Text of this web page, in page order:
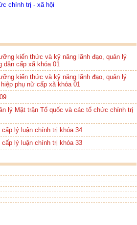
chính trị - xã hội
kiến thức và kỹ năng lãnh đạo, quản lý
dân cấp xã khóa 01
kiến thức và kỹ năng lãnh đạo, quản lý
phụ nữ cấp xã khóa 01
lý Mặt trận Tổ quốc và các tổ chức chính trị
lý luận chính trị khóa 34
lý luận chính trị khóa 33